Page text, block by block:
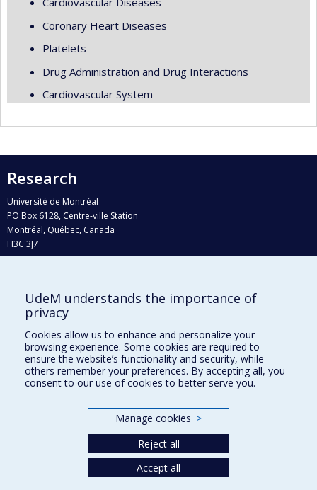
Coronary Heart Diseases
Platelets
Drug Administration and Drug Interactions
Cardiovascular System
Research
Université de Montréal
PO Box 6128, Centre-ville Station
Montréal, Québec, Canada
H3C 3J7
Who does what?
Find us
Site map
Accessibility
UdeM understands the importance of
privacy
Cookies allow us to enhance and personalize your
browsing experience. Some cookies are required to
ensure the website’s functionality and security, while
others remember your preferences. By accepting all, you
consent to our use of cookies to better serve you.
Manage cookies >
Reject all
Accept all